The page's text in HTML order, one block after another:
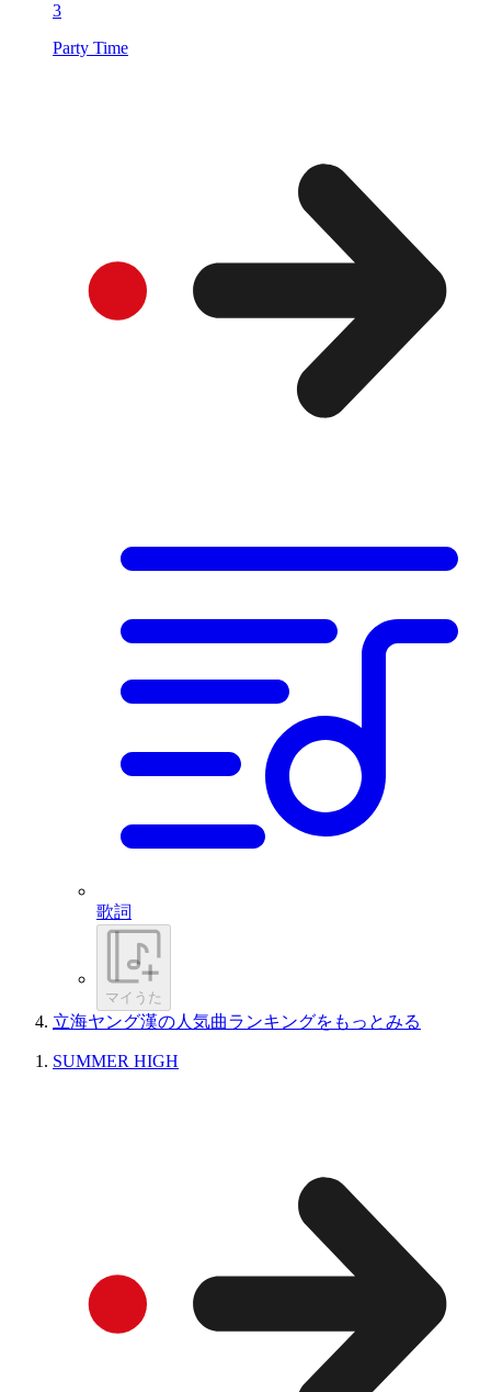
3
Party Time
歌詞
マイうた
立海ヤング漢の人気曲ランキングをもっとみる
SUMMER HIGH